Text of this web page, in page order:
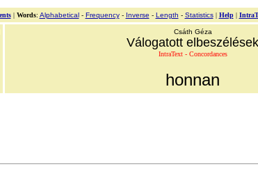
| Words: Alphabetical- Frequency- Inverse - Length - Statistics| Help|
Csáth Géza
Válogatott elbeszélések
IntraText - Concordances
honnan